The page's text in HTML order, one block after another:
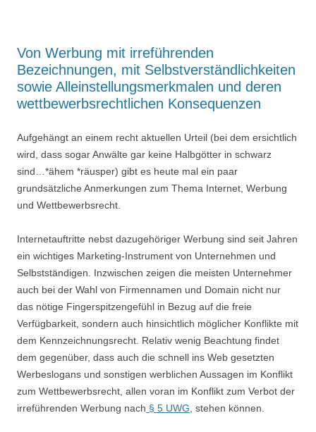
Von Werbung mit irreführenden
Bezeichnungen, mit Selbstverständlichkeiten
sowie Alleinstellungsmerkmalen und deren
wettbewerbsrechtlichen Konsequenzen
Aufgehängt an einem recht aktuellen Urteil (bei dem ersichtlich
wird, dass sogar Anwälte gar keine Halbgötter in schwarz
sind…*ähem *räusper) gibt es heute mal ein paar
grundsätzliche Anmerkungen zum Thema Internet, Werbung
und Wettbewerbsrecht.
Internetauftritte nebst dazugehöriger Werbung sind seit Jahren
ein wichtiges Marketing-Instrument von Unternehmen und
Selbstständigen. Inzwischen zeigen die meisten Unternehmer
auch bei der Wahl von Firmennamen und Domain nicht nur
das nötige Fingerspitzengefühl in Bezug auf die freie
Verfügbarkeit, sondern auch hinsichtlich möglicher Konflikte mit
dem Kennzeichnungsrecht. Relativ wenig Beachtung findet
dem gegenüber, dass auch die schnell ins Web gesetzten
Werbeslogans und sonstigen werblichen Aussagen im Konflikt
zum Wettbewerbsrecht, allen voran im Konflikt zum Verbot der
irreführenden Werbung nach § 5 UWG , stehen können.